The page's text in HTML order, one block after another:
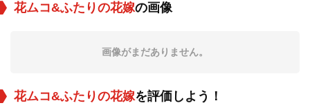
花ムコ&ふたりの花嫁の画像
画像がまだありません。
花ムコ&ふたりの花嫁を評価しよう！